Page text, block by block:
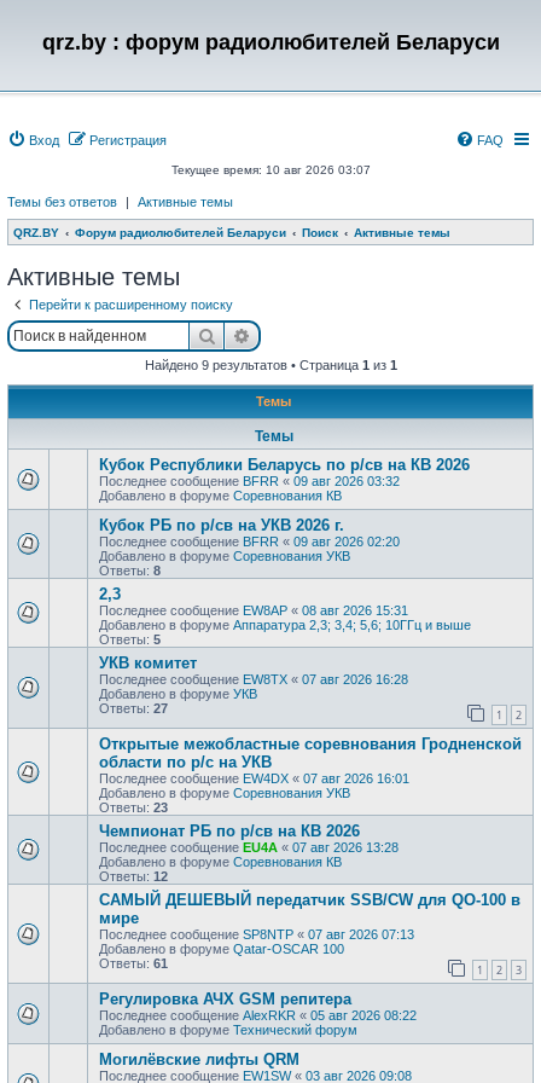
qrz.by : форум радиолюбителей Беларуси
Вход Регистрация FAQ
Текущее время: 10 авг 2026 03:07
Темы без ответов | Активные темы
QRZ.BY Форум радиолюбителей Беларуси Поиск Активные темы
Активные темы
Перейти к расширенному поиску
ПоискРасширенный поиск
Найдено 9 результатов • Страница 1 из 1
Темы
Темы
Кубок Республики Беларусь по р/св на КВ 2026
Последнее сообщение BFRR « 09 авг 2026 03:32
Добавлено в форуме Соревнования КВ
Кубок РБ по р/св на УКВ 2026 г.
Последнее сообщение BFRR « 09 авг 2026 02:20
Добавлено в форуме Соревнования УКВ
Ответы: 8
2,3
Последнее сообщение EW8AP « 08 авг 2026 15:31
Добавлено в форуме Аппаратура 2,3; 3,4; 5,6; 10ГГц и выше
Ответы: 5
УКВ комитет
Последнее сообщение EW8TX « 07 авг 2026 16:28
Добавлено в форуме УКВ
Ответы: 27 1 2
Открытые межобластные соревнования Гродненской
области по р/с на УКВ
Последнее сообщение EW4DX « 07 авг 2026 16:01
Добавлено в форуме Соревнования УКВ
Ответы: 23
Чемпионат РБ по р/св на КВ 2026
Последнее сообщение EU4A « 07 авг 2026 13:28
Добавлено в форуме Соревнования КВ
Ответы: 12
САМЫЙ ДЕШЕВЫЙ передатчик SSB/CW для QO-100 в
мире
Последнее сообщение SP8NTP « 07 авг 2026 07:13
Добавлено в форуме Qatar-OSCAR 100
Ответы: 61 1 2 3
Регулировка АЧХ GSM репитера
Последнее сообщение AlexRKR « 05 авг 2026 08:22
Добавлено в форуме Технический форум
Могилёвские лифты QRM
Последнее сообщение EW1SW« 03 авг 2026 09:08